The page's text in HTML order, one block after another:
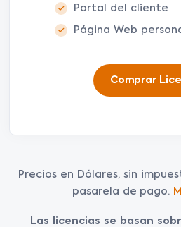
Portal del cliente
Página Web
Comprar
Precios en Dólares, sin
pasarela de pago.
Las licencias se basan